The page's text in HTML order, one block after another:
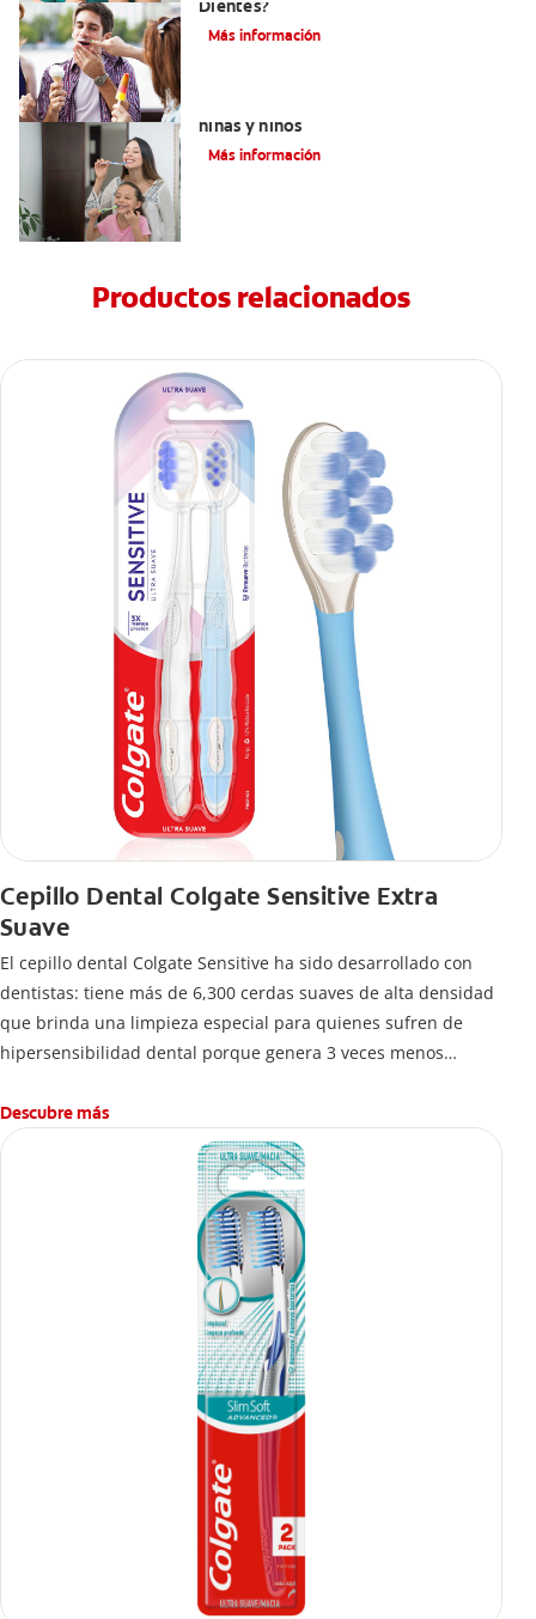
Dientes?
Más información
niñas y niños
Más información
Productos relacionados
Cepillo Dental Colgate Sensitive Extra
Suave
El cepillo dental Colgate Sensitive ha sido desarrollado con
dentistas: tiene más de 6,300 cerdas suaves de alta densidad
que brinda una limpieza especial para quienes sufren de
hipersensibilidad dental porque genera 3 veces menos
Descubre más